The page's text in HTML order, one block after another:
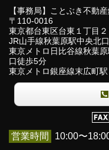
【事務局】ことぶき不動
〒110-0016
東京都台東区台東１丁目
JR山手線秋葉原駅中央北
東京メトロ日比谷線秋葉
口徒歩5分
東京メトロ銀座線末広町
営業時間
10:00〜